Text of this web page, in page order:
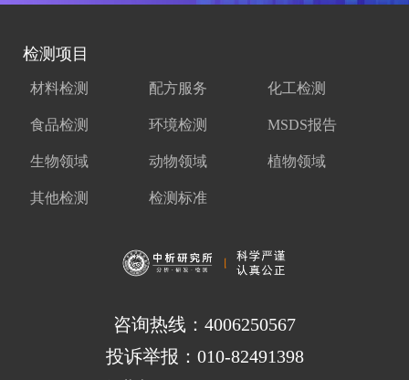
检测项目
材料检测 配方服务 化工检测
食品检测 环境检测 MSDS报告
生物领域 动物领域 植物领域
其他检测 检测标准
咨询热线：4006250567
投诉举报：010-82491398